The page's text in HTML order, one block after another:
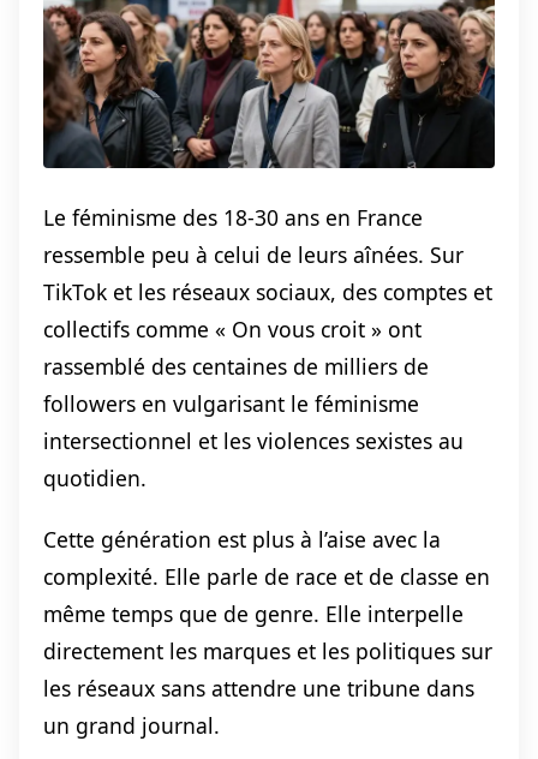
Le féminisme des 18-30 ans en France
ressemble peu à celui de leurs aînées. Sur
TikTok et les réseaux sociaux, des comptes et
collectifs comme « On vous croit » ont
rassemblé des centaines de milliers de
followers en vulgarisant le féminisme
intersectionnel et les violences sexistes au
quotidien.
Cette génération est plus à l’aise avec la
complexité. Elle parle de race et de classe en
même temps que de genre. Elle interpelle
directement les marques et les politiques sur
les réseaux sans attendre une tribune dans
un grand journal.